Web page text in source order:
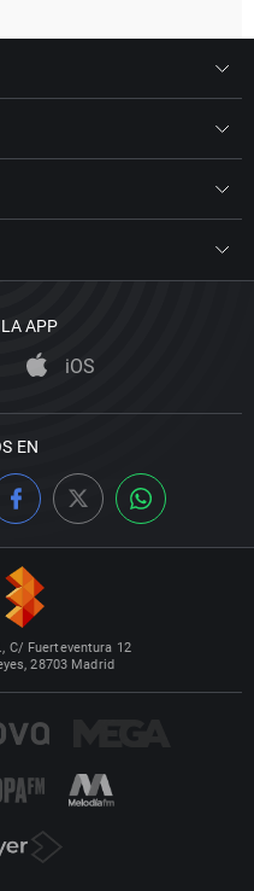
APP
iOS
EN
C/ Fuerteventura 12
28703 Madrid